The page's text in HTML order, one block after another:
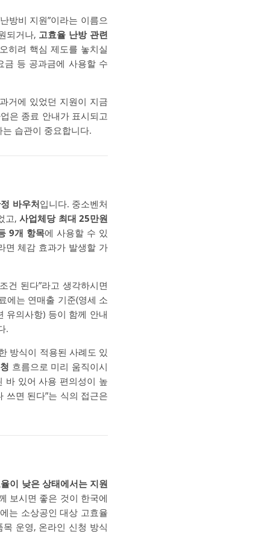
방비 지원”이라는 이름으
되거나, 고효율 난방 관련
히려 핵심 제도를 놓치실
금 등 공과금에 사용할 수
거에 있었던 지원이 지금
은 종료 안내가 표시되고
습관이 중요합니다.
바우처입니다. 중소벤처
고,사업체당 최대 25만원
9개 항목에 사용할 수 있
면 체감 효과가 발생할 가
건 된다”라고 생각하시면
에는 연매출 기준(영세 소
유의사항) 등이 함께 안내
.
방식이 적용된 사례도 있
흐름으로 미리 움직이시
바 있어 사용 편의성이 높
쓰면 된다”는 식의 접근은
이 낮은 상태에서는 지원
보시면 좋은 것이 한국에
는 소상공인 대상 고효율
목 운영, 온라인 신청 방식